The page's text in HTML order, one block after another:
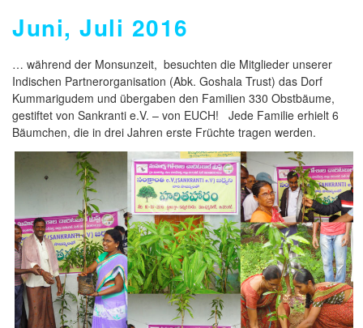
Juni, Juli 2016
… während der Monsunzeit, besuchten die Mitglieder unserer
Indischen Partnerorganisation (Abk. Goshala Trust) das Dorf
Kummarigudem und übergaben den Familien 330 Obstbäume,
gestiftet von Sankranti e.V. – von EUCH! Jede Familie erhielt 6
Bäumchen, die in drei Jahren erste Früchte tragen werden.